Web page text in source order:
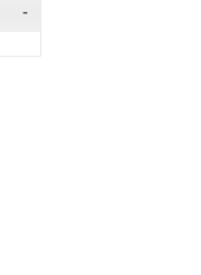
-